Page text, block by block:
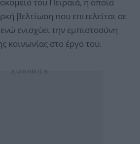
του Πειραιά, η οποία
βελτίωση που επιτελείται σε
ενισχύει την εμπιστοσύνη
κοινωνίας στο έργο του.